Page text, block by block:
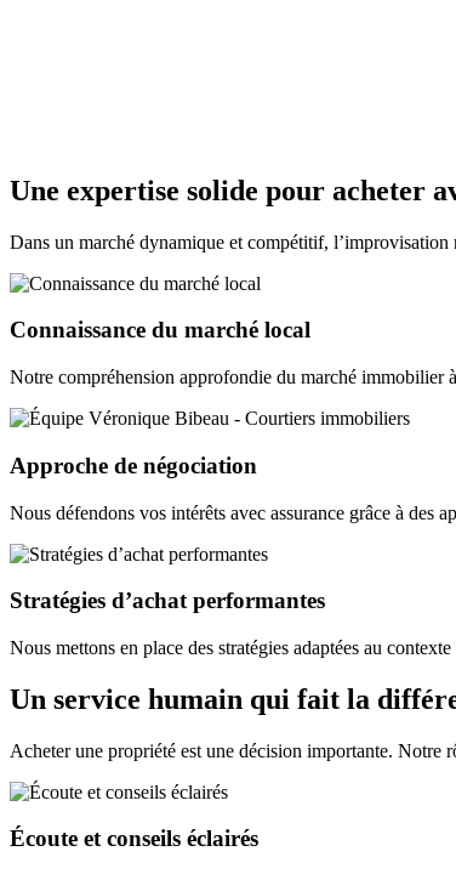
Une expertise solide pour acheter
Dans un marché dynamique et compétitif, l’improvisation
Connaissance du marché local
Notre compréhension approfondie du marché immobilier
Approche de négociation
Nous défendons vos intérêts avec assurance grâce à des
Stratégies d’achat performantes
Nous mettons en place des stratégies adaptées au
Un service humain qui fait la
Acheter une propriété est une décision importante. Notre
Écoute et conseils éclairés